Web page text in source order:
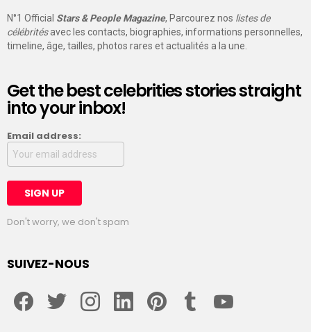
N°1 Official Stars & People Magazine, Parcourez nos listes de
célébritésavec les contacts, biographies, informations personnelles,
timeline, âge, tailles, photos rares et actualités a la une.
Get the best celebrities stories straight
into your inbox!
Email address:
Don't worry, we don't spam
SUIVEZ-NOUS